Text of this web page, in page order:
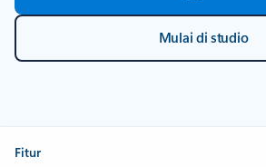
Mulai di studio
Fitur